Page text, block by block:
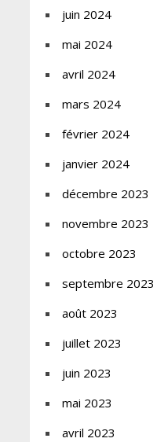
juin 2024
mai 2024
avril 2024
mars 2024
février 2024
janvier 2024
décembre 2023
novembre 2023
octobre 2023
septembre 2023
août 2023
juillet 2023
juin 2023
mai 2023
avril 2023